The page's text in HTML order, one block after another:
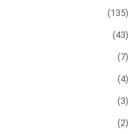
(135)
(43)
(7)
(4)
(3)
(2)